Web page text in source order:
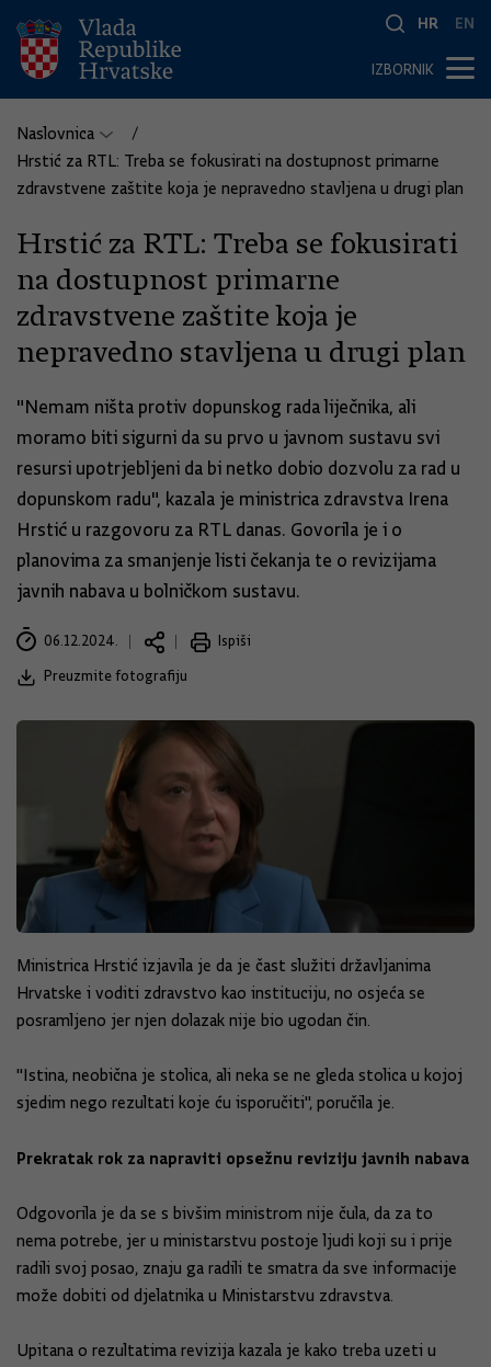
HR EN
IZBORNIK
Naslovnica
Hrstić za RTL: Treba se fokusirati na dostupnost primarne
zdravstvene zaštite koja je nepravedno stavljena u drugi plan
Hrstić za RTL: Treba se fokusirati
na dostupnost primarne
zdravstvene zaštite koja je
nepravedno stavljena u drugi plan
"Nemam ništa protiv dopunskog rada liječnika, ali
moramo biti sigurni da su prvo u javnom sustavu svi
resursi upotrjebljeni da bi netko dobio dozvolu za rad u
dopunskom radu", kazala je ministrica zdravstva Irena
Hrstić u razgovoru za RTL danas. Govorila je i o
planovima za smanjenje listi čekanja te o revizijama
javnih nabava u bolničkom sustavu.
06.12.2024.
Ispiši
Preuzmite fotografiju
Ministrica Hrstić izjavila je da je čast služiti državljanima
Hrvatske i voditi zdravstvo kao instituciju, no osjeća se
posramljeno jer njen dolazak nije bio ugodan čin.
"Istina, neobična je stolica, ali neka se ne gleda stolica u kojoj
sjedim nego rezultati koje ću isporučiti", poručila je.
Prekratak rok za napraviti opsežnu reviziju javnih nabava
Odgovorila je da se s bivšim ministrom nije čula, da za to
nema potrebe, jer u ministarstvu postoje ljudi koji su i prije
radili svoj posao, znaju ga radili te smatra da sve informacije
može dobiti od djelatnika u Ministarstvu zdravstva.
Upitana o rezultatima revizija kazala je kako treba uzeti u